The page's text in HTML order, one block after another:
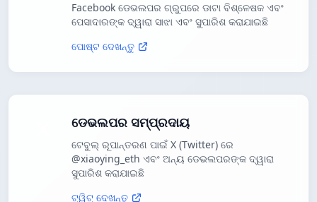
Facebook ଡେଭଲପର ଗ୍ରୁପରେ ଡାଟା ବିଶ୍ଳେଷକ ଏବଂ
ପେସାଦାରଙ୍କ ଦ୍ୱାରା ସାଝା ଏବଂ ସୁପାରିଶ କରାଯାଇଛି
ପୋଷ୍ଟ ଦେଖନ୍ତୁ
ଡେଭଲପର ସମ୍ପ୍ରଦାୟ
ଟେବୁଲ୍ ରୂପାନ୍ତରଣ ପାଇଁ X (Twitter) ରେ
@xiaoying_eth ଏବଂ ଅନ୍ୟ ଡେଭଲପରଙ୍କ ଦ୍ୱାରା
ସୁପାରିଶ କରାଯାଇଛି
ଟ୍ୱିଟ୍ ଦେଖନ୍ତୁ